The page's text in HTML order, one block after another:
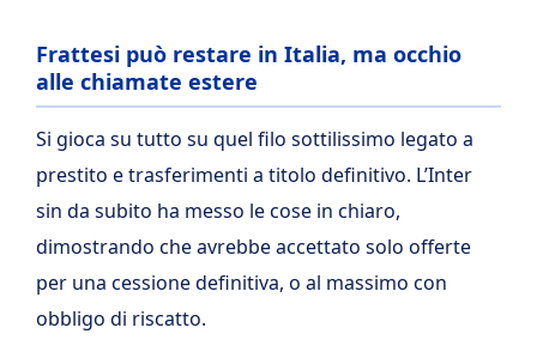
Frattesi può restare in Italia, ma occhio
alle chiamate estere
Si gioca su tutto su quel filo sottilissimo legato a
prestito e trasferimenti a titolo definitivo. L’Inter
sin da subito ha messo le cose in chiaro,
dimostrando che avrebbe accettato solo offerte
per una cessione definitiva, o al massimo con
obbligo di riscatto.